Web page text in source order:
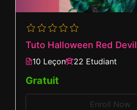
Tuto Halloween Red Devil
10 Leçon 22 Etudiant
Gratuit
Enroll Now